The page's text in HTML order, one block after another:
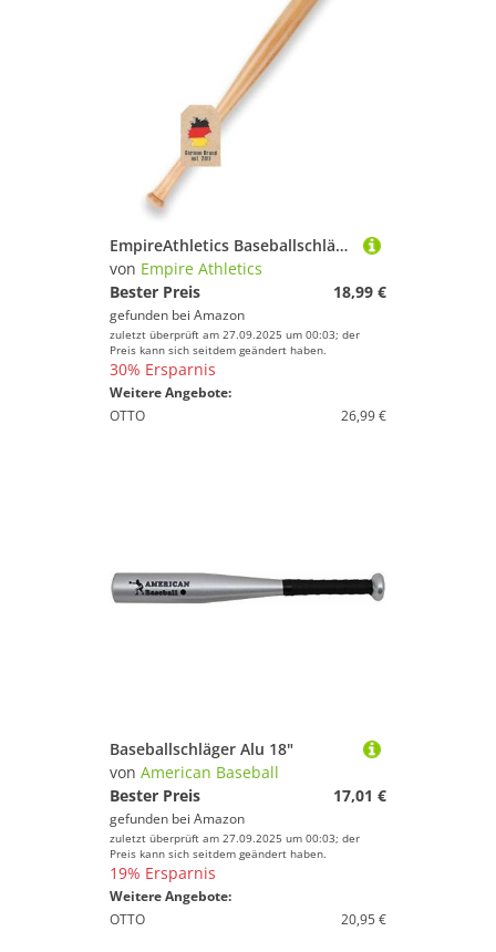
EmpireAthletics Baseballschläger aus Holz - 25 Zoll / 64 cm lang - Baseball Schläger mit rutschfestem Griff- Baseball Freizeit Sport Training Outdoor Übungsschläger- Anfänger Profi, Aluminium
von Empire Athletics
Bester Preis
18,99 €
gefunden bei Amazon
zuletzt überprüft am 27.09.2025 um 00:03; der
Preis kann sich seitdem geändert haben.
30% Ersparnis
Weitere Angebote:
OTTO
26,99 €
Baseballschläger Alu 18"
von American Baseball
Bester Preis
17,01 €
gefunden bei Amazon
zuletzt überprüft am 27.09.2025 um 00:03; der
Preis kann sich seitdem geändert haben.
19% Ersparnis
Weitere Angebote:
OTTO
20,95 €